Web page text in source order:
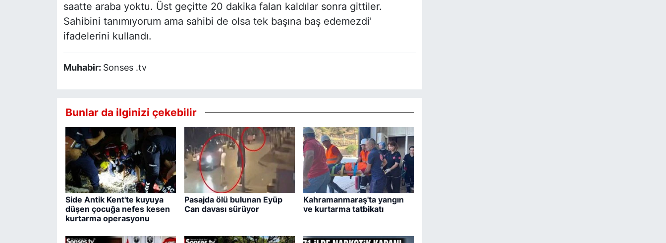
saatte araba yoktu. Üst geçitte 20 dakika falan kaldılar sonra gittiler.
Sahibini tanımıyorum ama sahibi de olsa tek başına baş edemezdi'
ifadelerini kullandı.
Muhabir: Sonses .tv
Bunlar da ilginizi çekebilir
Side Antik Kent'te kuyuya
düşen çocuğa nefes kesen
kurtarma operasyonu
Pasajda ölü bulunan Eyüp
Can davası sürüyor
Kahramanmaraş'ta yangın
ve kurtarma tatbikatı